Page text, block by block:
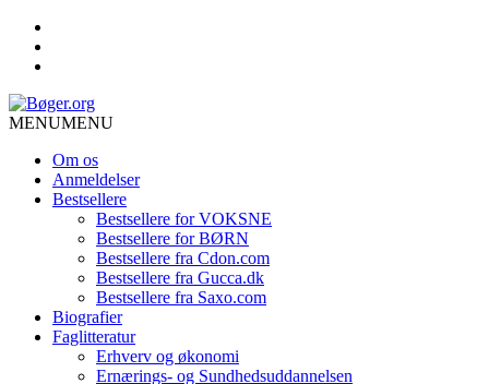
MENUMENU
Om os
Anmeldelser
Bestsellere
Bestsellere for VOKSNE
Bestsellere for BØRN
Bestsellere fra Cdon.com
Bestsellere fra Gucca.dk
Bestsellere fra Saxo.com
Biografier
Faglitteratur
Erhverv og økonomi
Ernærings- og Sundhedsuddannelsen